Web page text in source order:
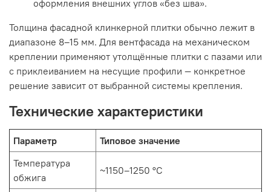
оформления внешних углов «без шва».
Толщина фасадной клинкерной плитки обычно лежит в
диапазоне 8–15 мм. Для вентфасада на механическом
креплении применяют утолщённые плитки с пазами или
с приклеиванием на несущие профили — конкретное
решение зависит от выбранной системы крепления.
Технические характеристики
Параметр
Типовое значение
Температура
обжига
~1150–1250 °C